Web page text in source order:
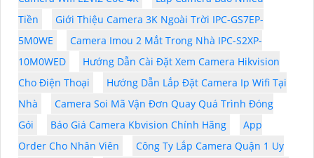
Tiền
Giới Thiệu Camera 3K Ngoài Trời IPC-GS7EP-
5M0WE
Camera Imou 2 Mắt Trong Nhà IPC-S2XP-
10M0WED
Hướng Dẫn Cài Đặt Xem Camera Hikvision
Cho Điện Thoại
Hướng Dẫn Lắp Đặt Camera Ip Wifi Tại
Nhà
Camera Soi Mã Vận Đơn Quay Quá Trình Đóng
Gói
Báo Giá Camera Kbvision Chính Hãng
App
Order Cho Nhân Viên
Công Ty Lắp Camera Quận 1 Uy